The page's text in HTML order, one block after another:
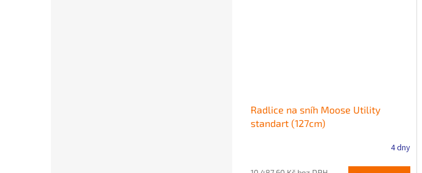
Radlice na sníh Moose Utility
standart (127cm)
4 dny